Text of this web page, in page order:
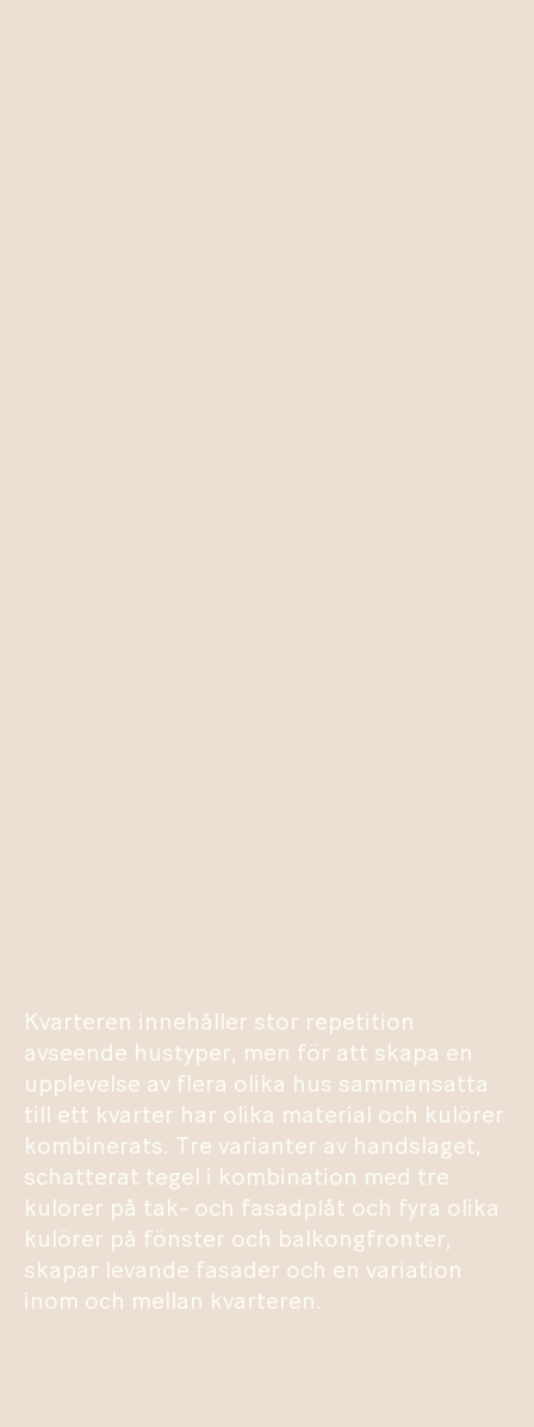
Kvarteren innehåller stor repetition
avseende hustyper, men för att skapa en
upplevelse av flera olika hus sammansatta
till ett kvarter har olika material och kulörer
kombinerats. Tre varianter av handslaget,
schatterat tegel i kombination med tre
kulörer på tak- och fasadplåt och fyra olika
kulörer på fönster och balkongfronter,
skapar levande fasader och en variation
inom och mellan kvarteren.